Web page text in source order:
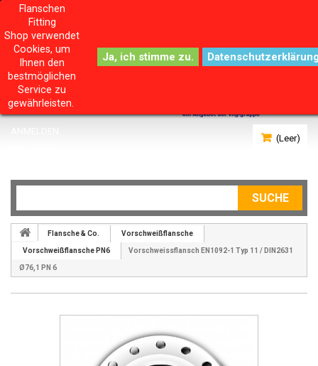
(Leer)
SUCHE
Flanschen
Fitting
Shop verwendet
Cookies, um
Ihnen den
bestmöglichen
Service zu
gewährleisten.
Flansche & Co. Vorschweißflansche
Vorschweißflansche PN6 Vorschweissflansch EN1092-1 Typ 11 / DIN2631
Ø76,1 PN 6